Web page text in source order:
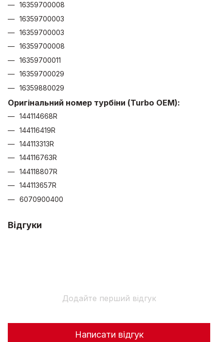
16359700008
16359700003
16359700003
16359700008
16359700011
16359700029
16359880029
Оригінальний номер турбіни (Turbo OEM):
144114668R
144116419R
144113313R
144116763R
144118807R
144113657R
6070900400
Відгуки
Додайте перший відгук
Написати відгук